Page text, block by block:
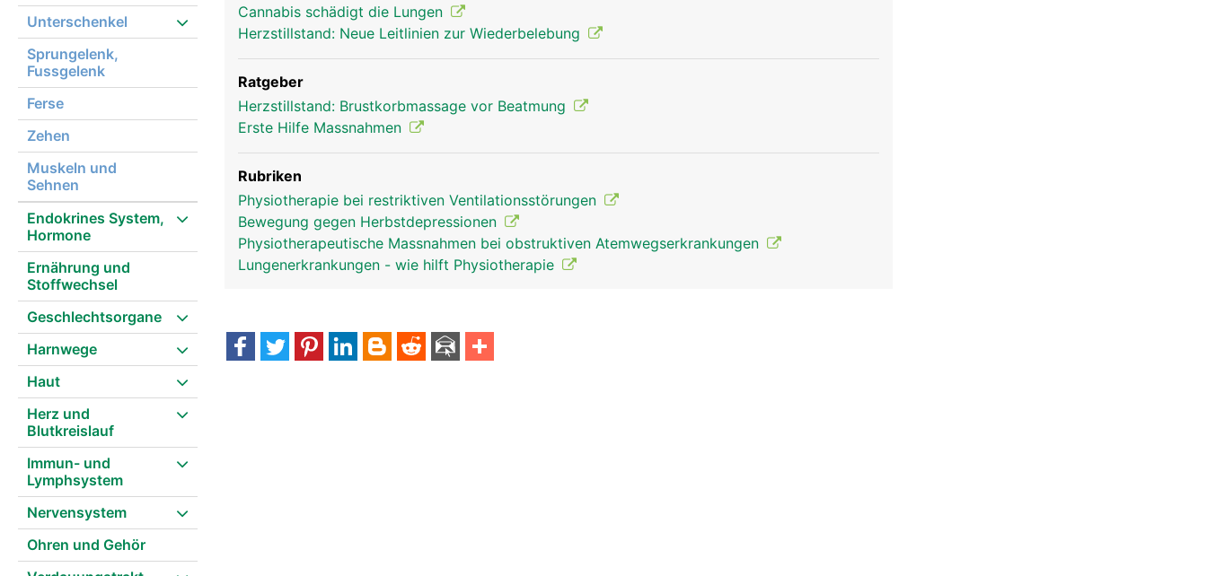
Unterschenkel
Sprungelenk,
Fussgelenk
Ferse
Zehen
Muskeln und
Sehnen
Endokrines System,
Hormone
Ernährung und
Stoffwechsel
Geschlechtsorgane
Harnwege
Haut
Herz und
Blutkreislauf
Immun- und
Lymphsystem
Nervensystem
Ohren und Gehör
Cannabis schädigt die Lungen
Herzstillstand: Neue Leitlinien zur Wiederbelebung
Ratgeber
Herzstillstand: Brustkorbmassage vor Beatmung
Erste Hilfe Massnahmen
Rubriken
Physiotherapie bei restriktiven Ventilationsstörungen
Bewegung gegen Herbstdepressionen
Physiotherapeutische Massnahmen bei obstruktiven Atemwegserkrankungen
Lungenerkrankungen - wie hilft Physiotherapie